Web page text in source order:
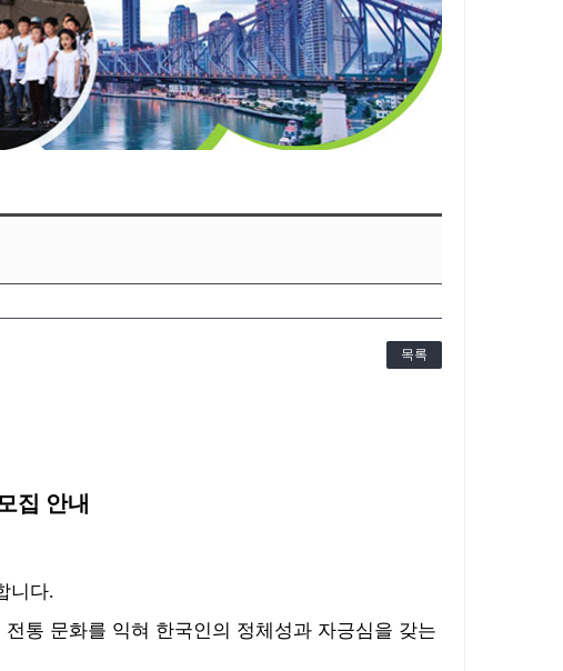
목록
집 안내
니다.
통 문화를 익혀 한국인의 정체성과 자긍심을 갖는